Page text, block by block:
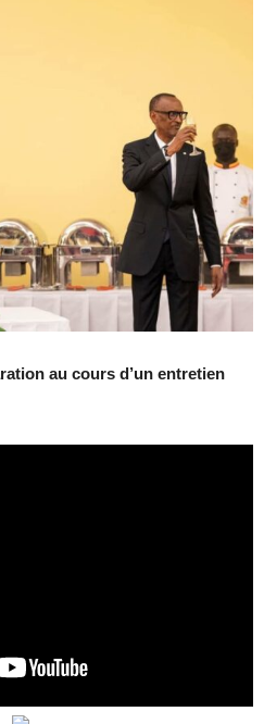
au cours d’un entretien